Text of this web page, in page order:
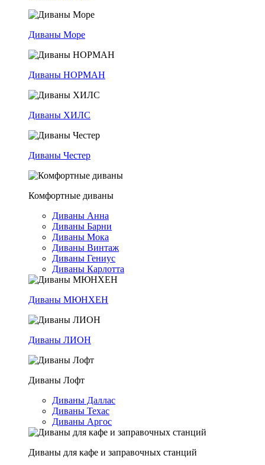
Диваны Море
Диваны НОРМАН
Диваны ХИЛС
Диваны Честер
Комфортные диваны
Диваны Анна
Диваны Барни
Диваны Мока
Диваны Винтаж
Диваны Гениус
Диваны Карлотта
Диваны МЮНХЕН
Диваны ЛИОН
Диваны Лофт
Диваны Даллас
Диваны Техас
Диваны Аргос
Диваны для кафе и заправочных станций